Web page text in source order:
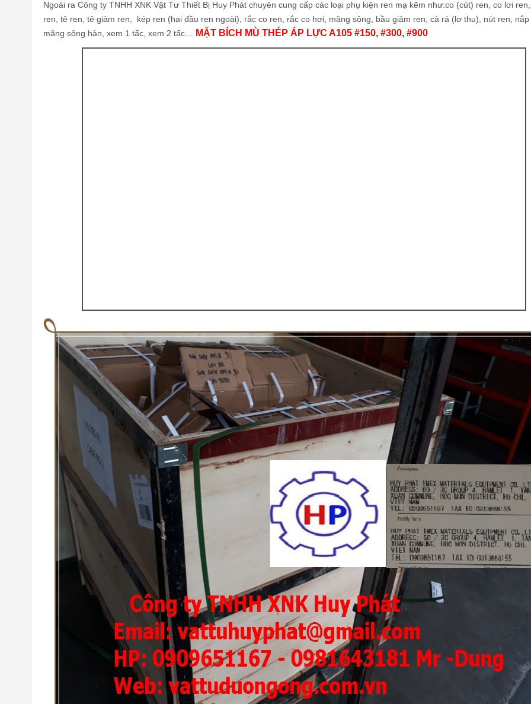
Ngoài ra Công ty TNHH XNK Vật Tư Thiết Bị Huy Phát chuyên cung cấp các loại phụ kiện ren mạ kẽm như:co (cút) ren, co lơi
ren, tê ren, tê giảm ren, kép ren (hai đầu ren ngoài), rắc co ren, rắc co hơi, măng sông, bầu giảm ren, cà rá (lơ thu), nút ren, nắp
măng sông hàn, xem 1 tấc, xem 2 tấc…
MẶT BÍCH MÙ THÉP ÁP LỰC A105 #150, #300, #900